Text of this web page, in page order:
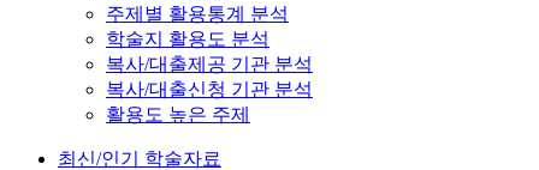
주제별 활용통계 분석
학술지 활용도 분석
복사/대출제공 기관 분석
복사/대출신청 기관 분석
활용도 높은 주제
최신/인기 학술자료